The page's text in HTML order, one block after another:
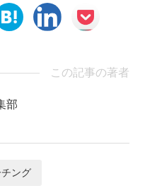
この記事の著者
部
ング